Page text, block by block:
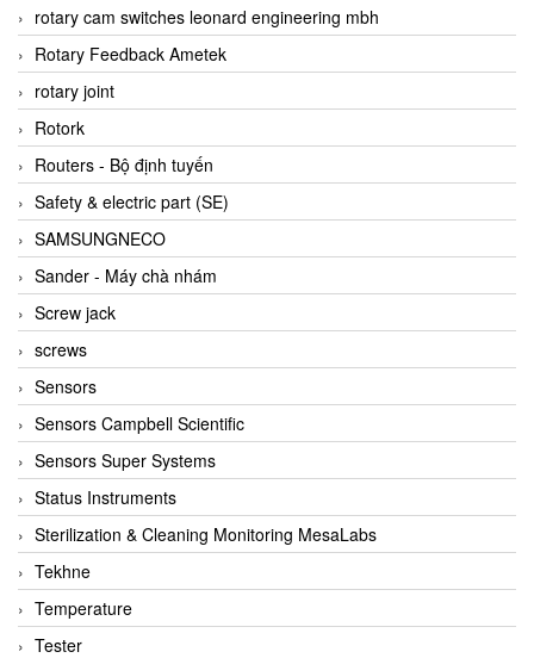
Boydcorp
BRAUN Vietnam
Brinkmann Pumpen
BRONKHORST
Brook Instrument
Brooks Instrument Vietnam
Buhler
BURLING INSTRUMENTS
Burster
BUSCHJOST
Calectro
Campbell Scientific
Canneed Vietnam
Cantoni
CAPS
CAREL Parts
CCS
CD Automation
rotary cam switches leonard engineering mbh
Rotary Feedback Ametek
rotary joint
Rotork
Routers - Bộ định tuyến
Safety & electric part (SE)
SAMSUNGNECO
Sander - Máy chà nhám
Screw jack
screws
Sensors
Sensors Campbell Scientific
Sensors Super Systems
Status Instruments
Sterilization & Cleaning Monitoring MesaLabs
Tekhne
Temperature
Tester